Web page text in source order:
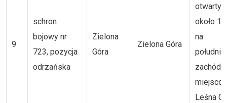
9
schron
bojowy nr
723, pozycja
odrzańska
Zielona
Góra
Zielona Góra
około
na
zachód
Leśna